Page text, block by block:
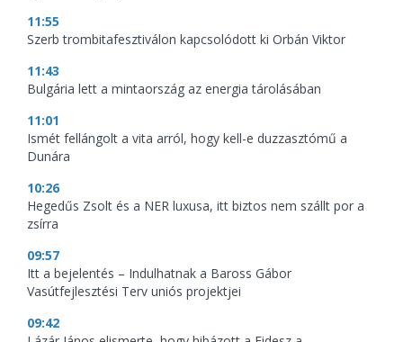
11:55
Szerb trombitafesztiválon kapcsolódott ki Orbán Viktor
11:43
Bulgária lett a mintaország az energia tárolásában
11:01
Ismét fellángolt a vita arról, hogy kell-e duzzasztómű a
Dunára
10:26
Hegedűs Zsolt és a NER luxusa, itt biztos nem szállt por a
zsírra
09:57
Itt a bejelentés – Indulhatnak a Baross Gábor
Vasútfejlesztési Terv uniós projektjei
09:42